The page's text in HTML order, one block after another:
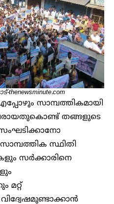
സാമ്പത്തികമായി
തങ്ങളുടെ
സ്ഥിതി
സർക്കാരിനെ
മറ്റ്